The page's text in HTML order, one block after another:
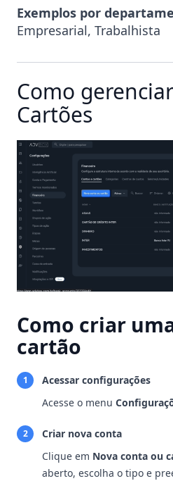
Exemplos por
Empresarial, Trabalhista
Como
Cartões
Como criar
cartão
1
Acessar configurações
Acesse o menu
2
Criar nova conta
Clique em Nova conta ou
aberto, escolha o tipo e